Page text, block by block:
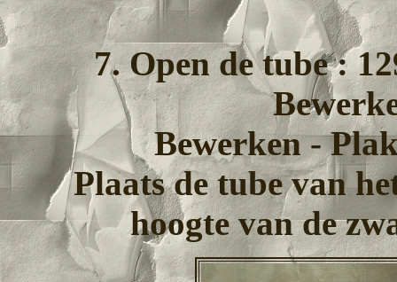
7. Open de tube :
Bewerken -
Plaats de tube van
hoogte van de